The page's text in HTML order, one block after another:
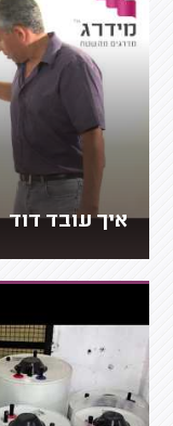
איך עובד דוד